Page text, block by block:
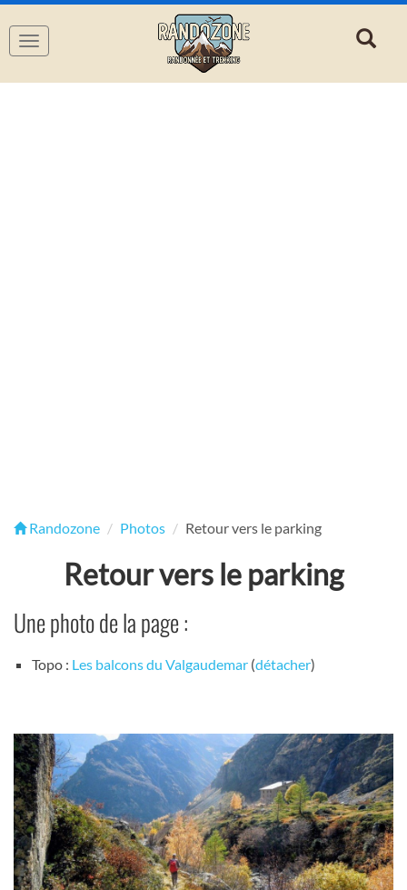
Navigation
Randozone Photos Retour vers le parking
Retour vers le parking
Une photo de la page :
Topo : Les balcons du Valgaudemar (détacher)